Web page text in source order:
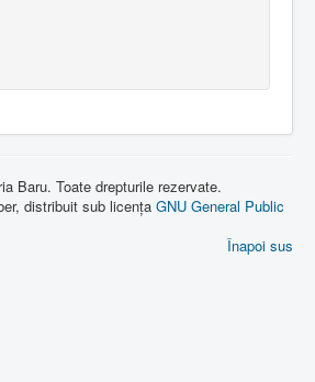
Baru. Toate drepturile rezervate.
distribuit sub licența GNU General Public
Înapoi sus